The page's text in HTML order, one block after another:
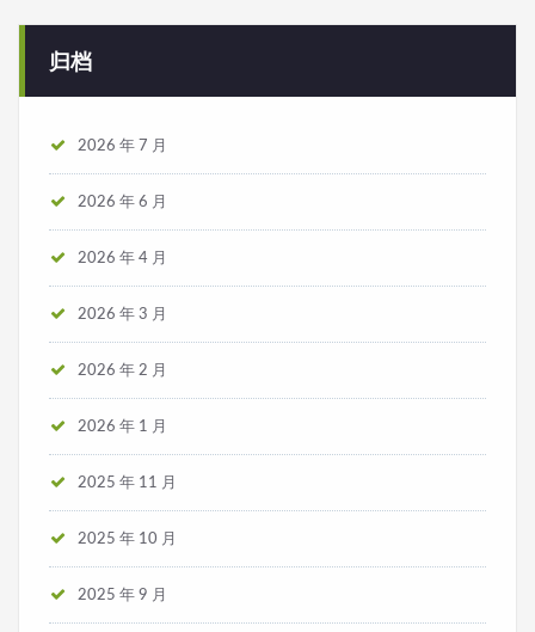
归档
2026 年 7 月
2026 年 6 月
2026 年 4 月
2026 年 3 月
2026 年 2 月
2026 年 1 月
2025 年 11 月
2025 年 10 月
2025 年 9 月